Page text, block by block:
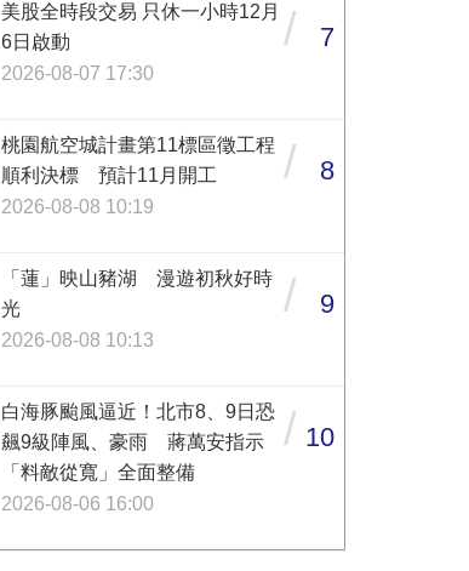
美股全時段交易 只休一小時12月
6日啟動
2026-08-07 17:30
/ 7
桃園航空城計畫第11標區徵工程
順利決標 預計11月開工
2026-08-08 10:19
/ 8
「蓮」映山豬湖 漫遊初秋好時
光
2026-08-08 10:13
/ 9
白海豚颱風逼近！北市8、9日恐
飆9級陣風、豪雨 蔣萬安指示
「料敵從寬」全面整備
2026-08-06 16:00
/ 10